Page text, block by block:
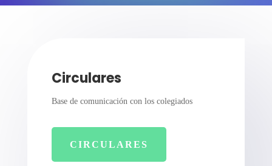
Circulares
Base de comunicación con los colegiados
CIRCULARES